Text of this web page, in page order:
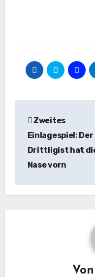
Zweites
Einlagespiel: Der
Drittligist hat
Nase vorn
Von